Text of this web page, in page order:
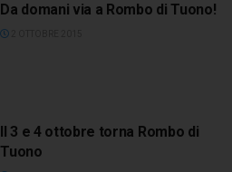
Da domani via a Rombo di Tuono!
Il 3 e 4 ottobre torna Rombo di
Tuono